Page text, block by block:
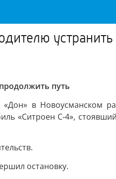
путь
в Новоусманском
«Ситроен С-4»,
остановку.